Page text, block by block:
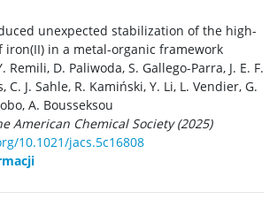
unexpected stabilization of the high-
iron(II) in a metal-organic framework
Remili, D. Paliwoda, S. Gallego-Parra, J. E. F.
C. J. Sahle, R. Kamiński, Y. Li, L. Vendier, G.
A. Bousseksou
American Chemical Society (2025)
10.1021/jacs.5c16808